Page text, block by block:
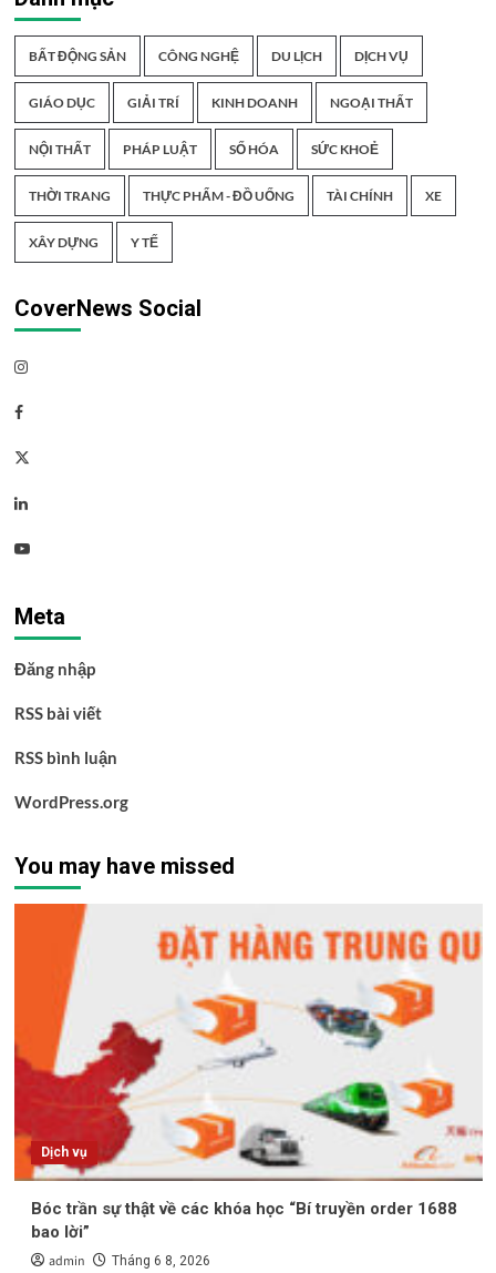
BẤT ĐỘNG SẢN CÔNG NGHỆ DU LỊCH DỊCH VỤ
GIÁO DỤC GIẢI TRÍ KINH DOANH NGOẠI THẤT
NỘI THẤT PHÁP LUẬT SỐ HÓA SỨC KHOẺ
THỜI TRANG THỰC PHẨM - ĐỒ UỐNG TÀI CHÍNH XE
XÂY DỰNG Y TẾ
CoverNews Social
Instagram
Facebook
Twitter
Linkedin
Youtube
Meta
Đăng nhập
RSS bài viết
RSS bình luận
WordPress.org
You may have missed
Dịch vụ
Bóc trần sự thật về các khóa học “Bí truyền order 1688
bao lời”
admin Tháng 6 8, 2026